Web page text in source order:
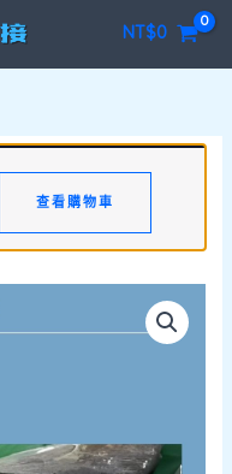
NT$0
查看購物車